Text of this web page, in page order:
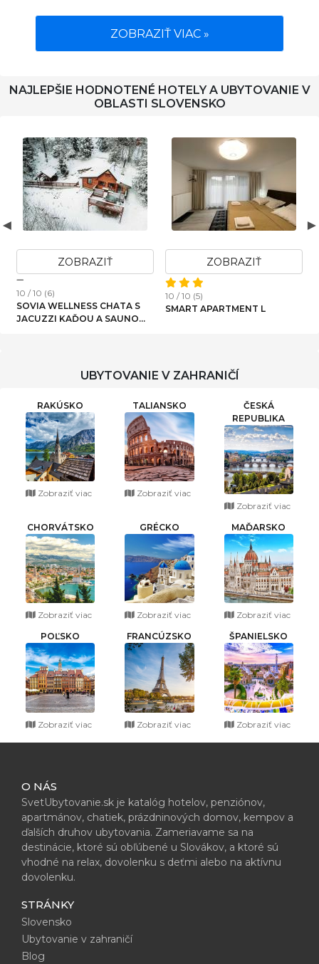
ZOBRAZIŤ VIAC »
NAJLEPŠIE HODNOTENÉ HOTELY A UBYTOVANIE V
OBLASTI SLOVENSKO
ZOBRAZIŤ
10 / 10 (6)
SOVIA WELLNESS CHATA S
JACUZZI KAĎOU A SAUNOU,
ZOBRAZIŤ
10 / 10 (5)
SMART APARTMENT L
UBYTOVANIE V ZAHRANIČÍ
RAKÚSKO
Zobraziť viac
TALIANSKO
Zobraziť viac
ČESKÁ
REPUBLIKA
Zobraziť viac
CHORVÁTSKO
Zobraziť viac
GRÉCKO
Zobraziť viac
MAĎARSKO
Zobraziť viac
POĽSKO
Zobraziť viac
FRANCÚZSKO
Zobraziť viac
ŠPANIELSKO
Zobraziť viac
O NÁS
SvetUbytovanie.sk je katalóg hotelov, penziónov,
apartmánov, chatiek, prázdninových domov, kempov a
ďalších druhov ubytovania. Zameriavame sa na
destinácie, ktoré sú obľúbené u Slovákov, a ktoré sú
vhodné na relax, dovolenku s deťmi alebo na aktívnu
dovolenku.
STRÁNKY
Slovensko
Ubytovanie v zahraničí
Blog